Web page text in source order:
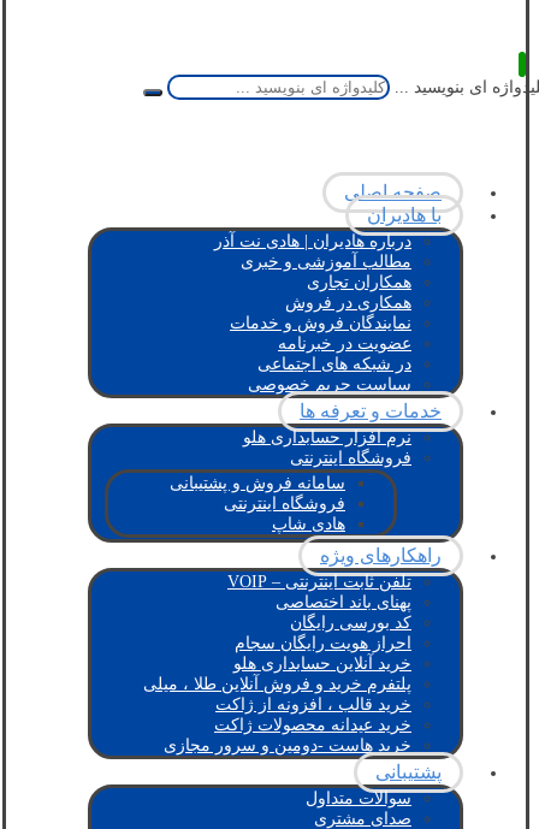
ای بنویسید ...
صفحه اصلی
با هادیران
درباره هادیران | هادی نت آذر
مطالب آموزشی و خبری
همکاران تجاری
همکاری در فروش
نمایندگان فروش و خدمات
عضویت در خبرنامه
در شبکه های اجتماعی
سیاست حریم خصوصی
خدمات و تعرفه ها
نرم افزار حسابداری هلو
فروشگاه اینترنتی
سامانه فروش و پشتیبانی
فروشگاه اینترنتی
هادی شاپ
راهکارهای ویژه
تلفن ثابت اینترنتی – VOIP
پهنای باند اختصاصی
کد بورسی رایگان
احراز هویت رایگان سجام
خرید آنلاین حسابداری هلو
پلتفرم خرید و فروش آنلاین طلا ، میلی
خرید قالب ، افزونه از ژاکت
خرید عیدانه محصولات ژاکت
خرید هاست -دومین و سرور مجازی
پشتیبانی
سوالات متداول
صدای مشتری